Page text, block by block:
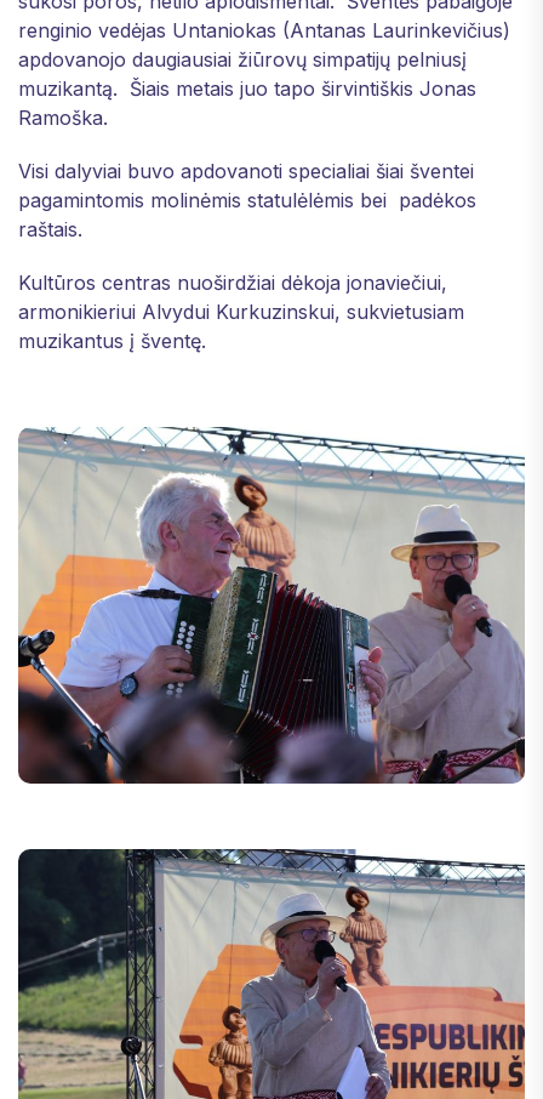
renginio vedėjas Untaniokas (Antanas Laurinkevičius)
apdovanojo daugiausiai žiūrovų simpatijų pelniusį
muzikantą. Šiais metais juo tapo širvintiškis Jonas
Ramoška.
Visi dalyviai buvo apdovanoti specialiai šiai šventei
pagamintomis molinėmis statulėlėmis bei padėkos
raštais.
Kultūros centras nuoširdžiai dėkoja jonaviečiui,
armonikieriui Alvydui Kurkuzinskui, sukvietusiam
muzikantus į šventę.